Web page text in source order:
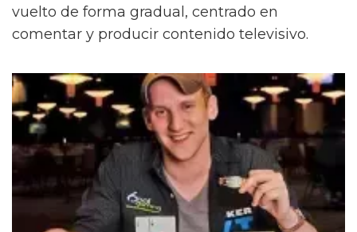
vuelto de forma gradual, centrado en
comentar y producir contenido televisivo.